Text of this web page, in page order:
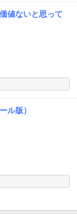
値ないと思って
ル版）